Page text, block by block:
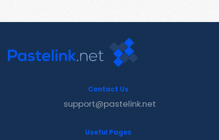
Contact Us
support@pastelink.net
Useful Pages